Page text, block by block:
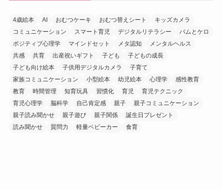
4歳絵本 AI おむつケーキ おむつ替えシート
キッズカメラ
コミュニケーション
スマート育児 デジタルリテラシー
バムとケロ
ポジティブ心理学
マインドセット メタ認知
メンタルヘルス
共感
共育 出産祝いギフト 子ども
子どもの成長
子ども向け絵本
子供用デジタルカメラ
子育て
家族コミュニケーション
小型絵本 幼児絵本 心理学
感性教育
教育
時間管理 知育玩具 習慣化 育児
育児テクニック
育児心理学
脳科学 自己肯定感 親子
親子コミュニケーション
親子読み聞かせ
親子遊び 親子関係
誕生日プレゼント
読み聞かせ
質問力 軽量ベビーカー 食育